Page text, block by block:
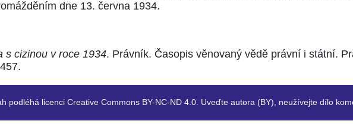
dne 13. června 1934.
s cizinou v roce 1934. Právník. Časopis věnovaný vědě právní i státní.
podléhá licenci Creative Commons BY-NC-ND 4.0. Uveďte autora (BY), neužívejte dílo